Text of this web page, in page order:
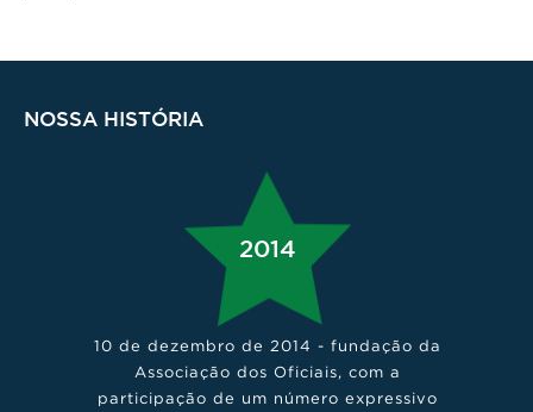
NOSSA HISTÓRIA
2014
10 de dezembro de 2014 - fundação da
Associação dos Oficiais, com a
participação de um número expressivo